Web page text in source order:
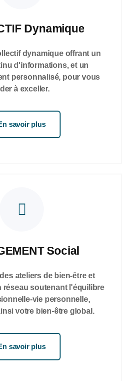
Dynamique
dynamique offrant un
d'informations, et un
personnalisé, pour vous
à exceller.
savoir plus
Social
ateliers de bien-être et
réseau soutenant l'équilibre
vie personnelle,
votre bien-être global.
savoir plus